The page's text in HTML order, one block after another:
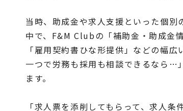
当時、助成金や求人支援といった個別
中で、F&M Clubの「補助金・助成金
「雇用契約書ひな形提供」などの幅
一つで労務も採用も相談できるなら…
ます。
「求人票を添削してもらって、求人条